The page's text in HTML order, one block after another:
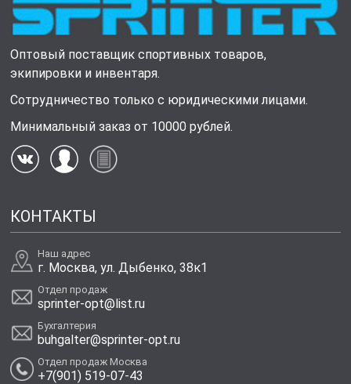
Оптовый поставщик спортивных товаров,
экипировки и инвентаря.
Сотрудничество только с юридическими лицами.
Минимальный заказ от 10000 рублей.
КОНТАКТЫ
Наш адрес
г. Москва, ул. Дыбенко, 38к1
Отдел продаж
sprinter-opt@list.ru
Бухгалтерия
buhgalter@sprinter-opt.ru
Отдел продаж Москва
+7(901) 519-07-43